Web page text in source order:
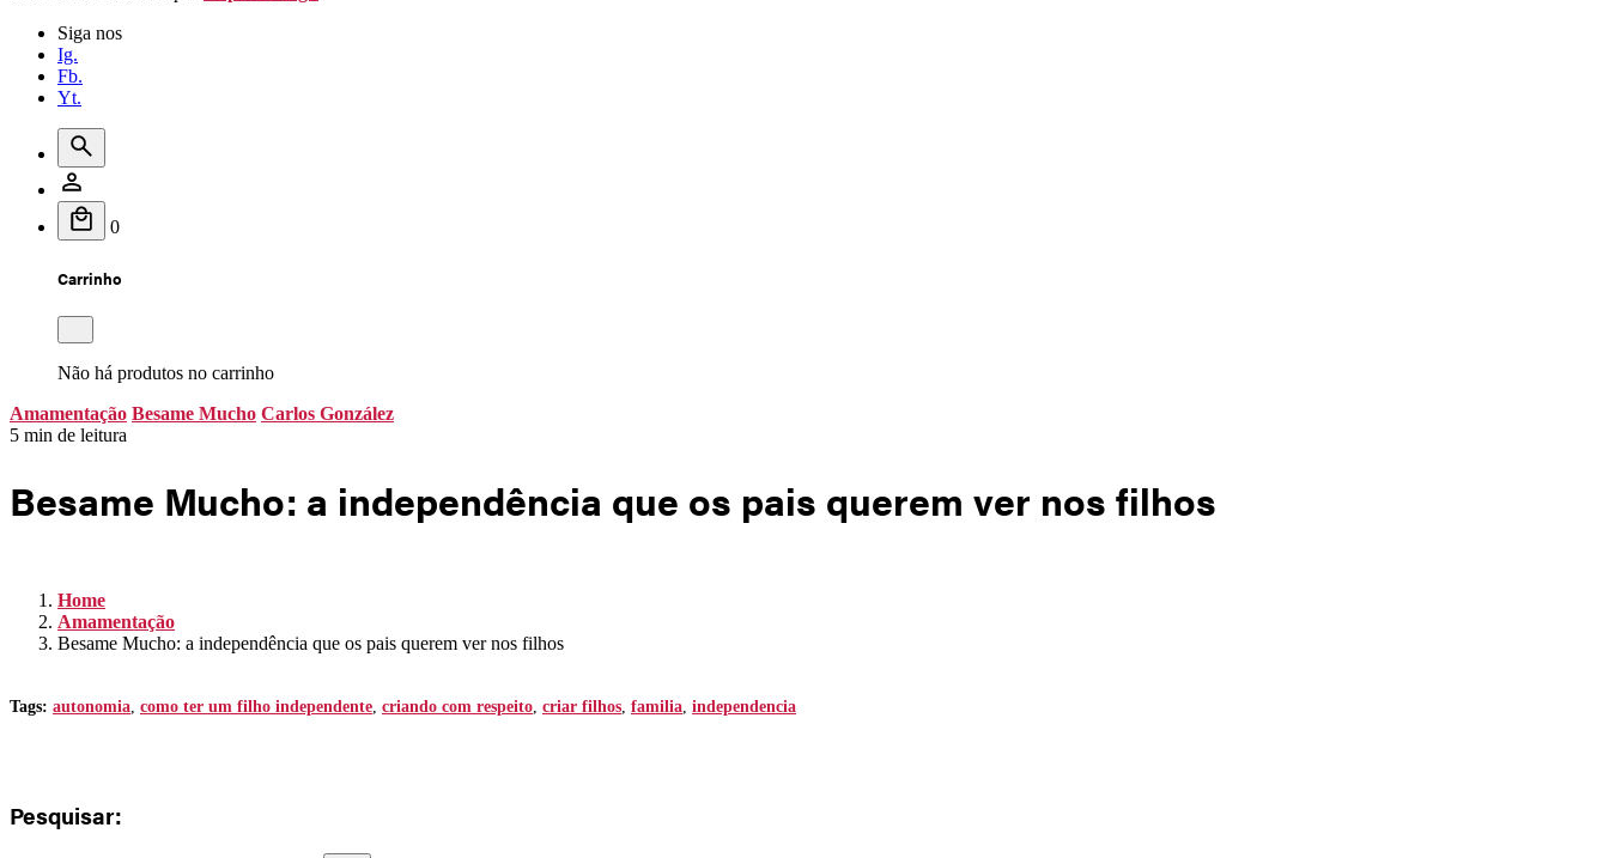
Siga nos
Ig.
Fb.
Yt.
0
Carrinho
Não há produtos no carrinho
Amamentação Besame Mucho Carlos González
5 min de leitura
Besame Mucho: a independência que os pais querem ver nos filhos
Home
Amamentação
Besame Mucho: a independência que os pais querem ver nos filhos
Tags: autonomia, como ter um filho independente, criando com respeito, criar filhos, familia, independencia
Pesquisar: